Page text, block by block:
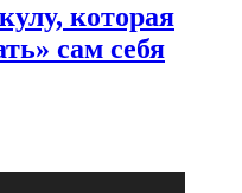
которая
сам себя